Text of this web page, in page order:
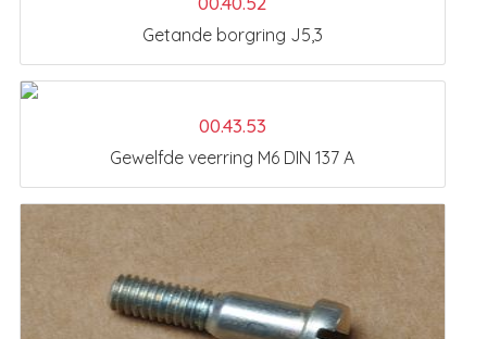
Getande borgring J5,3
00.43.53
Gewelfde veerring M6 DIN 137 A